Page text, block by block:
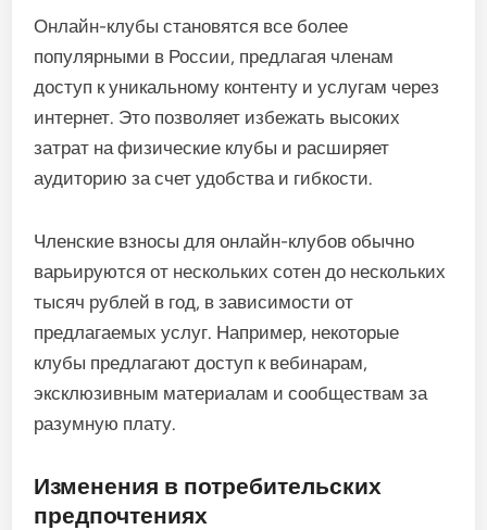
Онлайн-клубы становятся все более
популярными в России, предлагая членам
доступ к уникальному контенту и услугам через
интернет. Это позволяет избежать высоких
затрат на физические клубы и расширяет
аудиторию за счет удобства и гибкости.
Членские взносы для онлайн-клубов обычно
варьируются от нескольких сотен до нескольких
тысяч рублей в год, в зависимости от
предлагаемых услуг. Например, некоторые
клубы предлагают доступ к вебинарам,
эксклюзивным материалам и сообществам за
разумную плату.
Изменения в потребительских
предпочтениях